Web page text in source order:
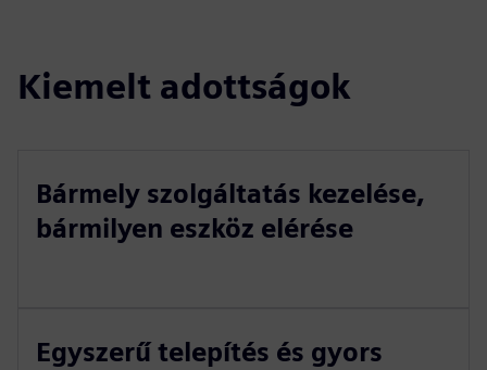
Kiemelt adottságok
Bármely szolgáltatás kezelése,
bármilyen eszköz elérése
Egyszerű telepítés és gyors